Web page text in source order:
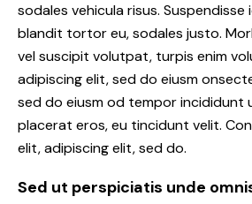
sodales vehicula risus. Suspendisse
blandit tortor eu, sodales justo.
vel suscipit volutpat, turpis enim
adipiscing elit, sed do eiusm
sed do eiusm od tempor incididunt
placerat eros, eu tincidunt velit.
elit, adipiscing elit, sed do.
Sed ut perspiciatis unde